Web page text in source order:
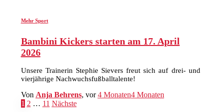
Mehr Sport
Bambini Kickers starten am 17. April
2026
Unsere Trainerin Stephie Sievers freut sich auf drei- und
vierjährige Nachwuchsfußballtalente!
Von Anja Behrens, vor4 Monaten4 Monaten
Seitennummerierung
1 2 … 11 Nächste